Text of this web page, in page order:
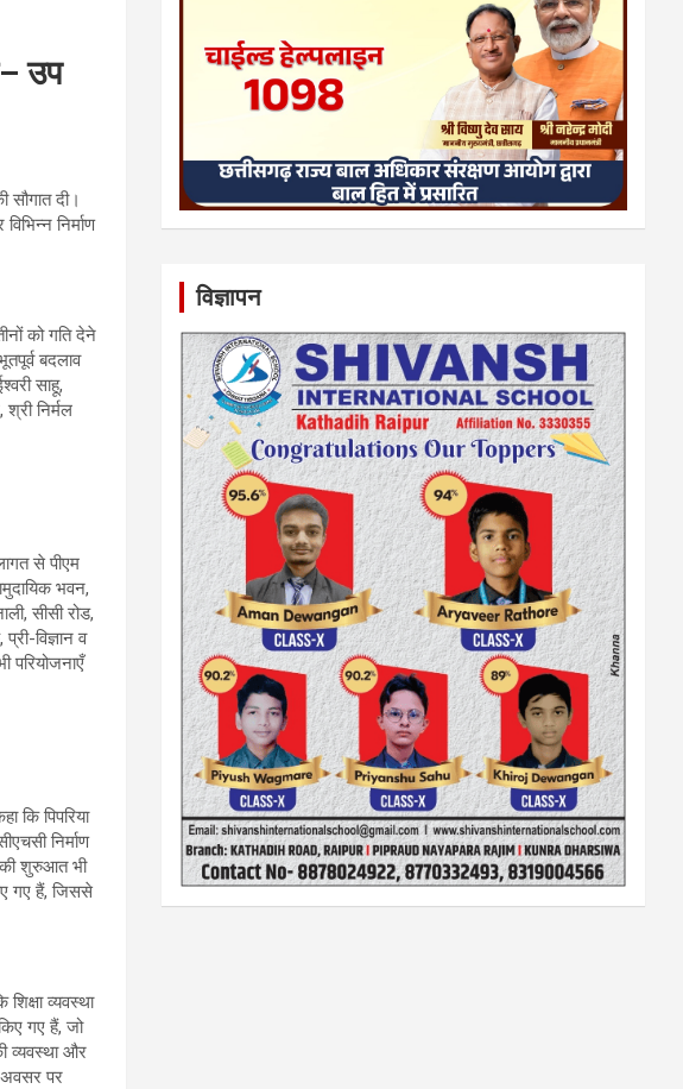
उप
सौगात दी।
निर्माण
को गति देने
बदलाव
साहू,
निर्मल
से पीएम
भवन,
सीसी रोड,
विज्ञान व
परियोजनाएँ
कि पिपरिया
निर्माण
की शुरुआत भी
गए हैं, जिससे
व्यवस्था
गए हैं, जो
व्यवस्था और
अवसर पर
विज्ञापन